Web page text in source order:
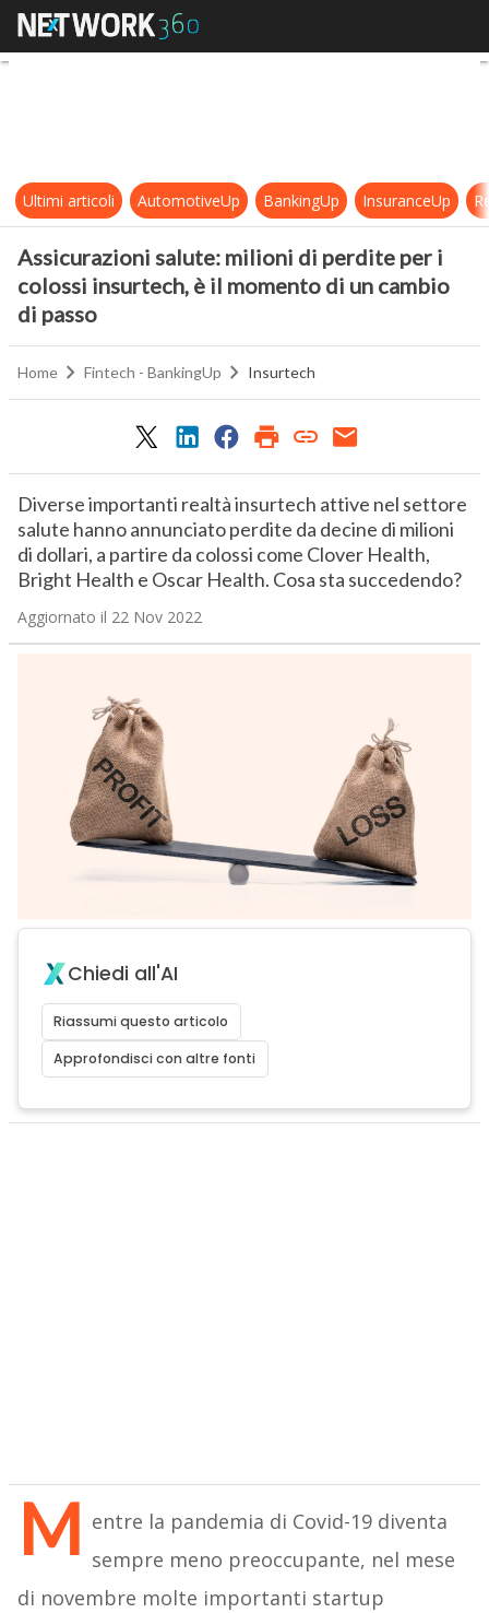
Assicurazioni salute: milioni di
Ultimi articoli AutomotiveUp BankingUp InsuranceUp
Assicurazioni salute: milioni di perdite per i
colossi insurtech, è il momento di un cambio
di passo
Home Fintech - BankingUp Insurtech
Diverse importanti realtà insurtech attive nel settore
salute hanno annunciato perdite da decine di milioni
di dollari, a partire da colossi come Clover Health,
Bright Health e Oscar Health. Cosa sta succedendo?
Aggiornato il 22 Nov 2022
Chiedi all'AI
Riassumi questo articolo
Approfondisci con altre fonti
M entre la pandemia di Covid-19 diventa
sempre meno preoccupante, nel mese
di novembre molte importanti startup